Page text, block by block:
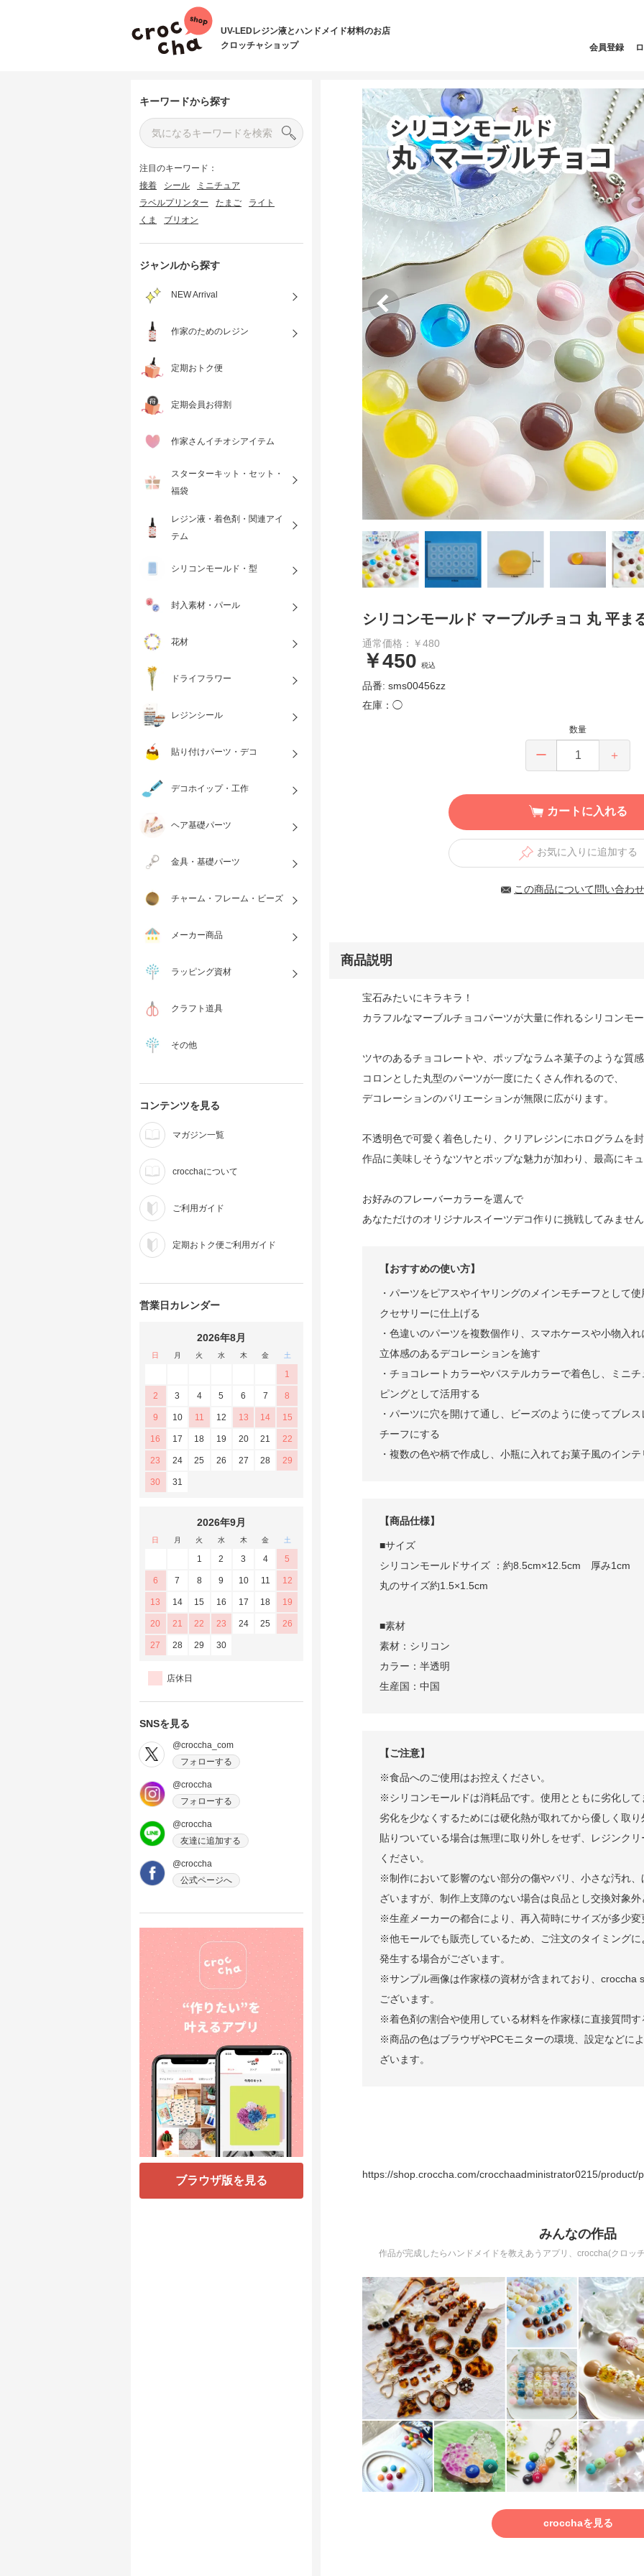
UV-LEDレジン液とハンドメイド材料のお店
クロッチャショップ
会員登録
キーワードから探す
注目のキーワード：
接着
シール
ミニチュア
ラベルプリンター
たまご
ライト
くま
ブリオン
ジャンルから探す
NEW Arrival
作家のためのレジン
定期おトク便
定期会員お得割
作家さんイチオシアイテム
スターターキット・セット・
福袋
レジン液・着色剤・関連アイ
テム
シリコンモールド・型
封入素材・パール
花材
ドライフラワー
レジンシール
貼り付けパーツ・デコ
デコホイップ・工作
ヘア基礎パーツ
金具・基礎パーツ
チャーム・フレーム・ビーズ
メーカー商品
ラッピング資材
クラフト道具
その他
コンテンツを見る
マガジン一覧
crocchaについて
ご利用ガイド
定期おトク便ご利用ガイド
営業日カレンダー
2026年8月
日 月 火 水 木 金 土
1
2 3 4 5 6 7 8
9 10 11 12 13 14 15
16 17 18 19 20 21 22
23 24 25 26 27 28 29
30 31
2026年9月
日 月 火 水 木 金 土
1 2 3 4 5
6 7 8 9 10 11 12
13 14 15 16 17 18 19
20 21 22 23 24 25 26
27 28 29 30
店休日
SNSを見る
@croccha_com
フォローする
@croccha
フォローする
@croccha
友達に追加する
@croccha
公式ページへ
ブラウザ版を見る
シリコンモールド マーブルチョコ 丸 平ま
通常価格：￥480
￥450 税込
品番: sms00456zz
在庫：◯
数量
ー ＋
カートに入れる
お気に入りに追加する
この商品について問い合わ
商品説明
宝石みたいにキラキラ！
カラフルなマーブルチョコパーツが大量に作れるシリコンモ
ツヤのあるチョコレートや、ポップなラムネ菓子のような質
コロンとした丸型のパーツが一度にたくさん作れるので、
デコレーションのバリエーションが無限に広がります。
不透明色で可愛く着色したり、クリアレジンにホログラムを
作品に美味しそうなツヤとポップな魅力が加わり、最高にキ
お好みのフレーバーカラーを選んで
あなただけのオリジナルスイーツデコ作りに挑戦してみませ
【おすすめの使い方】
・パーツをピアスやイヤリングのメインモチーフとして
クセサリーに仕上げる
・色違いのパーツを複数個作り、スマホケースや小物入
立体感のあるデコレーションを施す
・チョコレートカラーやパステルカラーで着色し、ミニ
ピングとして活用する
・パーツに穴を開けて通し、ビーズのように使ってブレ
チーフにする
・複数の色や柄で作成し、小瓶に入れてお菓子風のイン
【商品仕様】
■サイズ
シリコンモールドサイズ ：約8.5cm×12.5cm 厚み1cm
丸のサイズ約1.5×1.5cm
■素材
素材：シリコン
カラー：半透明
生産国：中国
【ご注意】
※食品へのご使用はお控えください。
※シリコンモールドは消耗品です。使用とともに劣化して
劣化を少なくするためには硬化熱が取れてから優しく取
貼りついている場合は無理に取り外しをせず、レジンク
ください。
※制作において影響のない部分の傷やバリ、小さな汚れ
ざいますが、制作上支障のない場合は良品とし交換対象
※生産メーカーの都合により、再入荷時にサイズが多少
※他モールでも販売しているため、ご注文のタイミング
発生する場合がございます。
※サンプル画像は作家様の資材が含まれており、croccha
ございます。
※着色剤の割合や使用している材料を作家様に直接質問
※商品の色はブラウザやPCモニターの環境、設定などに
ざいます。
https://shop.croccha.com/crocchaadministrator0215/product/
みんなの作品
作品が完成したらハンドメイドを教えあうアプリ、croccha(クロッ
crocchaを見る